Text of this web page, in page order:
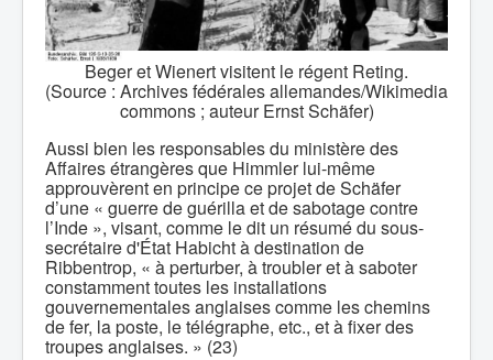
Beger et Wienert visitent le régent Reting.
(Source : Archives fédérales allemandes/Wikimedia
commons ; auteur Ernst Schäfer)
Aussi bien les responsables du ministère des
Affaires étrangères que Himmler lui-même
approuvèrent en principe ce projet de Schäfer
d’une « guerre de guérilla et de sabotage contre
l’Inde », visant, comme le dit un résumé du sous-
secrétaire d'État Habicht à destination de
Ribbentrop, « à perturber, à troubler et à saboter
constamment toutes les installations
gouvernementales anglaises comme les chemins
de fer, la poste, le télégraphe, etc., et à fixer des
troupes anglaises. » (23)